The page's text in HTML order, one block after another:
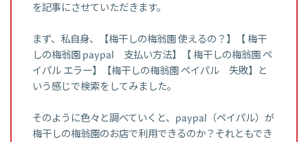
を記事にさせていただきます。
まず、私自身、【梅干しの梅翁園 使えるの？】【 梅干
しの梅翁園 paypal 支払い方法】【 梅干しの梅翁園 ペ
イパル エラー】【梅干しの梅翁園 ペイパル 失敗】と
いう感じで検索をしてみました。
そのように色々と調べていくと、paypal（ペイパル）が
梅干しの梅翁園のお店で利用できるのか？それともでき